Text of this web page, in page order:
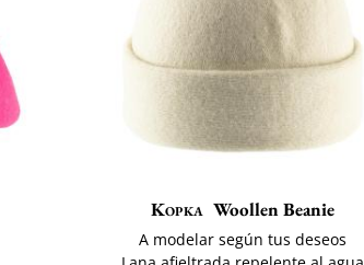
Kopka Woollen Beanie
A modelar según tus deseos